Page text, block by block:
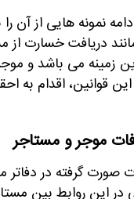
نمونه هایی از آن
دریافت خسارت از
زمینه می باشد و
این قوانین، اقدام به
موجر و مستاجر
صورت گرفته در دفاتر
در این روابط بین